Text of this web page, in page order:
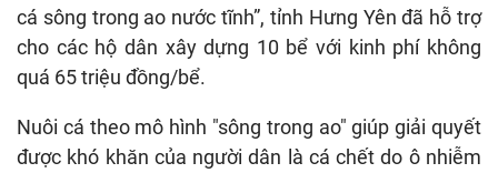
cá sông trong ao nước tĩnh”, tỉnh Hưng Yên đã hỗ trợ
cho các hộ dân xây dựng 10 bể với kinh phí không
quá 65 triệu đồng/bể.
Nuôi cá theo mô hình "sông trong ao" giúp giải quyết
được khó khăn của người dân là cá chết do ô nhiễm